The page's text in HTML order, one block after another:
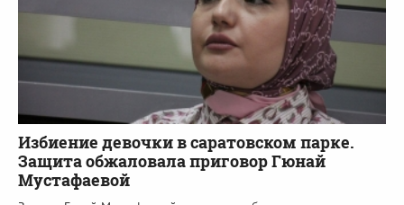
Избиение девочки в саратовском парке.
Защита обжаловала приговор Гюнай
Мустафаевой